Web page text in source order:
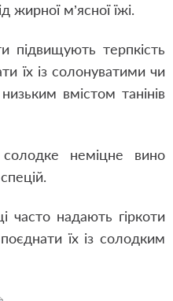
жирної м’ясної їжі.
підвищують терпкість
їх із солонуватими чи
вмістом танінів
неміцне вино
надають гіркоти
їх із солодким